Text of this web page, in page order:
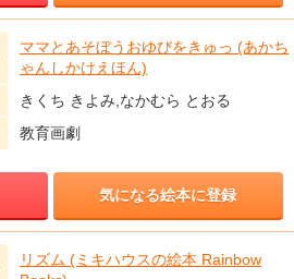
ママとあそぼうおゆびをきゅっ (あかち
ゃんしかけえほん)
きくち きよみ,なかむら とおる
教育画劇
気になる絵本に登録
リズム (ミキハウスの絵本 Rainbow